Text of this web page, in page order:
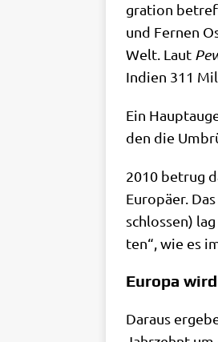
gra­ti­on
und Fer­nen
Welt. Laut
Indi­en 311
Ein
den die
2010 betrug
Euro­pä­er.
schlos­sen)
ten“, wie es
Europa
Dar­aus